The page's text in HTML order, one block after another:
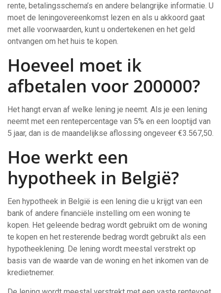
rente, betalingsschema’s en andere belangrijke informatie. U
moet de leningovereenkomst lezen en als u akkoord gaat
met alle voorwaarden, kunt u ondertekenen en het geld
ontvangen om het huis te kopen.
Hoeveel moet ik
afbetalen voor 200000?
Het hangt ervan af welke lening je neemt. Als je een lening
neemt met een rentepercentage van 5% en een looptijd van
5 jaar, dan is de maandelijkse aflossing ongeveer €3.567,50.
Hoe werkt een
hypotheek in België?
Een hypotheek in België is een lening die u krijgt van een
bank of andere financiële instelling om een woning te
kopen. Het geleende bedrag wordt gebruikt om de woning
te kopen en het resterende bedrag wordt gebruikt als een
hypotheeklening. De lening wordt meestal verstrekt op
basis van de waarde van de woning en het inkomen van de
kredietnemer.